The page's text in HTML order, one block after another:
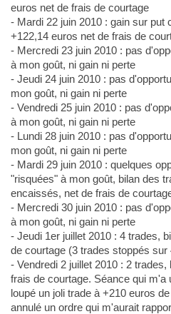
euros net de frais de courtage
- Mardi 22 juin 2010 : gain sur put
+122,14 euros net de frais de
- Mercredi 23 juin 2010 : pas
à mon goût, ni gain ni perte
- Jeudi 24 juin 2010 : pas
mon goût, ni gain ni perte
- Vendredi 25 juin 2010 : pas
à mon goût, ni gain ni perte
- Lundi 28 juin 2010 : pas
mon goût, ni gain ni perte
- Mardi 29 juin 2010 : quelques
"risquées" à mon goût, bilan des
encaissés, net de frais de
- Mercredi 30 juin 2010 : pas
à mon goût, ni gain ni perte
- Jeudi 1er juillet 2010 : 4 trades,
de courtage (3 trades stoppés sur
- Vendredi 2 juillet 2010 : 2
frais de courtage. Séance qui m'a
loupé un joli trade à +210 euros
annulé un ordre qui m'aurait